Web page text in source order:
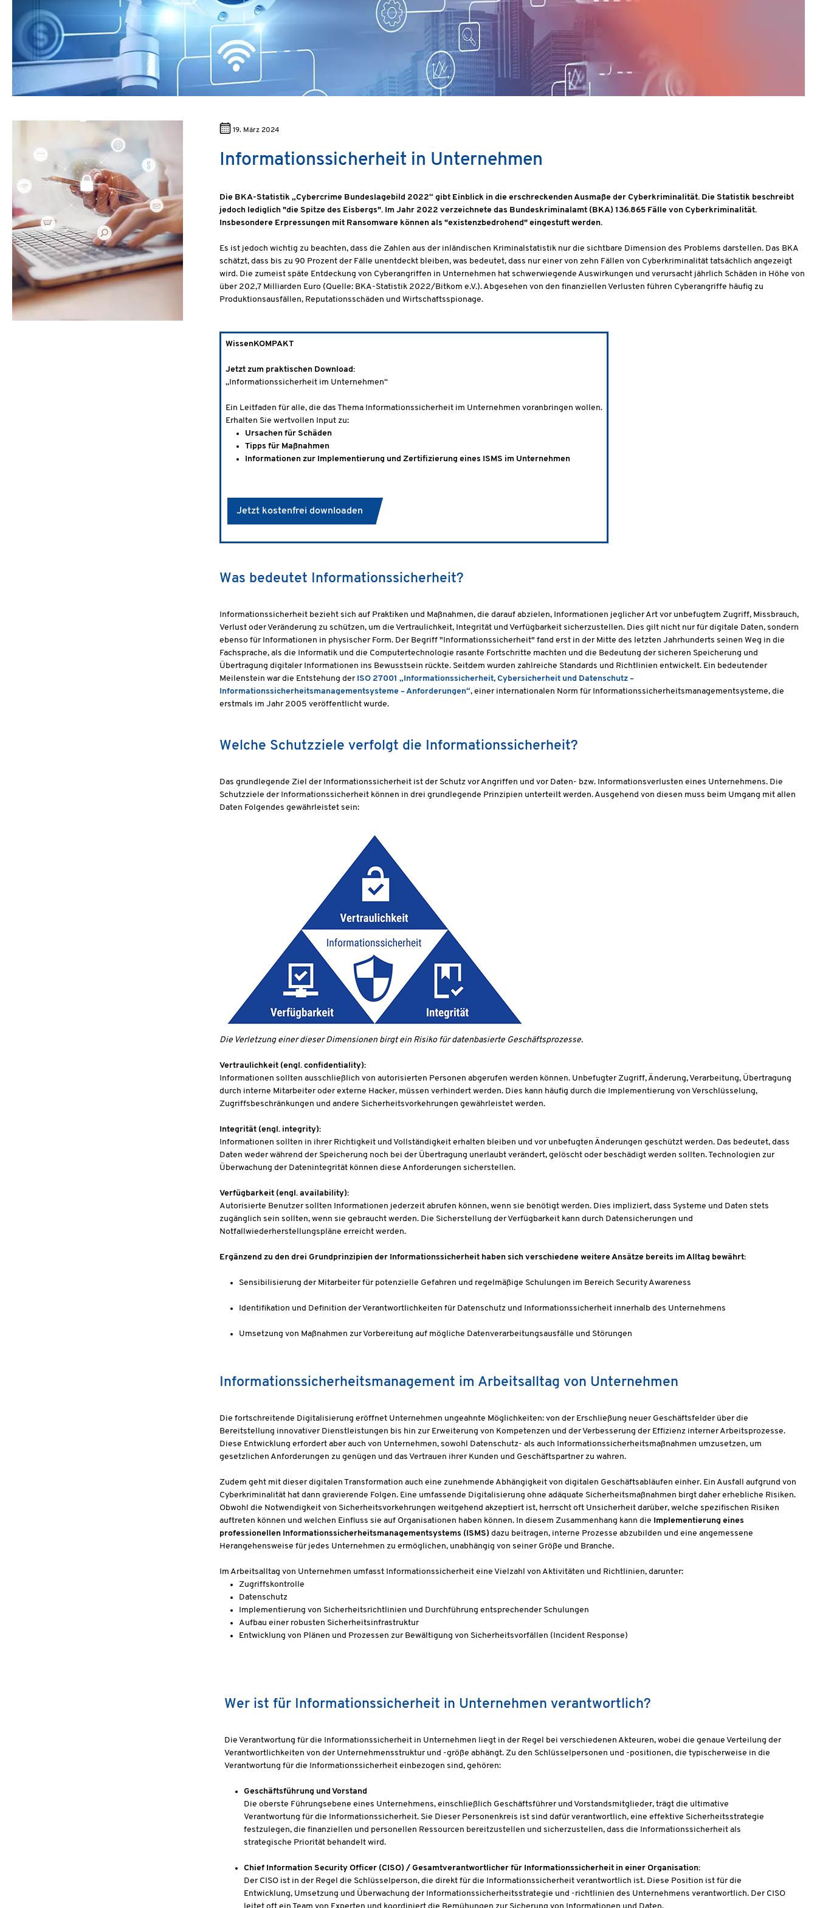
19. März 2024
Informationssicherheit in Unternehmen
Die BKA-Statistik „Cybercrime Bundeslagebild 2022“ gibt Einblick in die erschreckenden Ausmaße der Cyberkriminalität. Die Statistik beschreibt
jedoch lediglich "die Spitze des Eisbergs". Im Jahr 2022 verzeichnete das Bundeskriminalamt (BKA) 136.865 Fälle von Cyberkriminalität.
Insbesondere Erpressungen mit Ransomware können als "existenzbedrohend" eingestuft werden.
Es ist jedoch wichtig zu beachten, dass die Zahlen aus der inländischen Kriminalstatistik nur die sichtbare Dimension des Problems darstellen. Das BKA
schätzt, dass bis zu 90 Prozent der Fälle unentdeckt bleiben, was bedeutet, dass nur einer von zehn Fällen von Cyberkriminalität tatsächlich angezeigt
wird. Die zumeist späte Entdeckung von Cyberangriffen in Unternehmen hat schwerwiegende Auswirkungen und verursacht jährlich Schäden in Höhe von
über 202,7 Milliarden Euro (Quelle: BKA-Statistik 2022/Bitkom e.V.). Abgesehen von den finanziellen Verlusten führen Cyberangriffe häufig zu
Produktionsausfällen, Reputationsschäden und Wirtschaftsspionage.
WissenKOMPAKT
Jetzt zum praktischen Download:
„Informationssicherheit im Unternehmen“
Ein Leitfaden für alle, die das Thema Informationssicherheit im Unternehmen voranbringen wollen.
Erhalten Sie wertvollen Input zu:
Ursachen für Schäden
Tipps für Maßnahmen
Informationen zur Implementierung und Zertifizierung eines ISMS im Unternehmen
Jetzt kostenfrei downloaden
Was bedeutet Informationssicherheit?
Informationssicherheit bezieht sich auf Praktiken und Maßnahmen, die darauf abzielen, Informationen jeglicher Art vor unbefugtem Zugriff, Missbrauch,
Verlust oder Veränderung zu schützen, um die Vertraulichkeit, Integrität und Verfügbarkeit sicherzustellen. Dies gilt nicht nur für digitale Daten, sondern
ebenso für Informationen in physischer Form. Der Begriff "Informationssicherheit" fand erst in der Mitte des letzten Jahrhunderts seinen Weg in die
Fachsprache, als die Informatik und die Computertechnologie rasante Fortschritte machten und die Bedeutung der sicheren Speicherung und
Übertragung digitaler Informationen ins Bewusstsein rückte. Seitdem wurden zahlreiche Standards und Richtlinien entwickelt. Ein bedeutender
Meilenstein war die Entstehung der ISO 27001 „Informationssicherheit, Cybersicherheit und Datenschutz –
Informationssicherheitsmanagementsysteme – Anforderungen“, einer internationalen Norm für Informationssicherheitsmanagementsysteme, die
erstmals im Jahr 2005 veröffentlicht wurde.
Welche Schutzziele verfolgt die Informationssicherheit?
Das grundlegende Ziel der Informationssicherheit ist der Schutz vor Angriffen und vor Daten- bzw. Informationsverlusten eines Unternehmens. Die
Schutzziele der Informationssicherheit können in drei grundlegende Prinzipien unterteilt werden. Ausgehend von diesen muss beim Umgang mit allen
Daten Folgendes gewährleistet sein:
Die Verletzung einer dieser Dimensionen birgt ein Risiko für datenbasierte Geschäftsprozesse.
Vertraulichkeit (engl. confidentiality):
Informationen sollten ausschließlich von autorisierten Personen abgerufen werden können. Unbefugter Zugriff, Änderung, Verarbeitung, Übertragung
durch interne Mitarbeiter oder externe Hacker, müssen verhindert werden. Dies kann häufig durch die Implementierung von Verschlüsselung,
Zugriffsbeschränkungen und andere Sicherheitsvorkehrungen gewährleistet werden.
Integrität (engl. integrity):
Informationen sollten in ihrer Richtigkeit und Vollständigkeit erhalten bleiben und vor unbefugten Änderungen geschützt werden. Das bedeutet, dass
Daten weder während der Speicherung noch bei der Übertragung unerlaubt verändert, gelöscht oder beschädigt werden sollten. Technologien zur
Überwachung der Datenintegrität können diese Anforderungen sicherstellen.
Verfügbarkeit (engl. availability):
Autorisierte Benutzer sollten Informationen jederzeit abrufen können, wenn sie benötigt werden. Dies impliziert, dass Systeme und Daten stets
zugänglich sein sollten, wenn sie gebraucht werden. Die Sicherstellung der Verfügbarkeit kann durch Datensicherungen und
Notfallwiederherstellungspläne erreicht werden.
Ergänzend zu den drei Grundprinzipien der Informationssicherheit haben sich verschiedene weitere Ansätze bereits im Alltag bewährt:
Sensibilisierung der Mitarbeiter für potenzielle Gefahren und regelmäßige Schulungen im Bereich Security Awareness
Identifikation und Definition der Verantwortlichkeiten für Datenschutz und Informationssicherheit innerhalb des Unternehmens
Umsetzung von Maßnahmen zur Vorbereitung auf mögliche Datenverarbeitungsausfälle und Störungen
Informationssicherheitsmanagement im Arbeitsalltag von Unternehmen
Die fortschreitende Digitalisierung eröffnet Unternehmen ungeahnte Möglichkeiten: von der Erschließung neuer Geschäftsfelder über die
Bereitstellung innovativer Dienstleistungen bis hin zur Erweiterung von Kompetenzen und der Verbesserung der Effizienz interner Arbeitsprozesse.
Diese Entwicklung erfordert aber auch von Unternehmen, sowohl Datenschutz- als auch Informationssicherheitsmaßnahmen umzusetzen, um
gesetzlichen Anforderungen zu genügen und das Vertrauen ihrer Kunden und Geschäftspartner zu wahren.
Zudem geht mit dieser digitalen Transformation auch eine zunehmende Abhängigkeit von digitalen Geschäftsabläufen einher. Ein Ausfall aufgrund von
Cyberkriminalität hat dann gravierende Folgen. Eine umfassende Digitalisierung ohne adäquate Sicherheitsmaßnahmen birgt daher erhebliche Risiken.
Obwohl die Notwendigkeit von Sicherheitsvorkehrungen weitgehend akzeptiert ist, herrscht oft Unsicherheit darüber, welche spezifischen Risiken
auftreten können und welchen Einfluss sie auf Organisationen haben können. In diesem Zusammenhang kann die Implementierung eines
professionellen Informationssicherheitsmanagementsystems (ISMS) dazu beitragen, interne Prozesse abzubilden und eine angemessene
Herangehensweise für jedes Unternehmen zu ermöglichen, unabhängig von seiner Größe und Branche.
Im Arbeitsalltag von Unternehmen umfasst Informationssicherheit eine Vielzahl von Aktivitäten und Richtlinien, darunter:
Zugriffskontrolle
Datenschutz
Implementierung von Sicherheitsrichtlinien und Durchführung entsprechender Schulungen
Aufbau einer robusten Sicherheitsinfrastruktur
Entwicklung von Plänen und Prozessen zur Bewältigung von Sicherheitsvorfällen (Incident Response)
Wer ist für Informationssicherheit in Unternehmen verantwortlich?
Die Verantwortung für die Informationssicherheit in Unternehmen liegt in der Regel bei verschiedenen Akteuren, wobei die genaue Verteilung der
Verantwortlichkeiten von der Unternehmensstruktur und -größe abhängt. Zu den Schlüsselpersonen und -positionen, die typischerweise in die
Verantwortung für die Informationssicherheit einbezogen sind, gehören:
Geschäftsführung und Vorstand
Die oberste Führungsebene eines Unternehmens, einschließlich Geschäftsführer und Vorstandsmitglieder, trägt die ultimative
Verantwortung für die Informationssicherheit. Sie Dieser Personenkreis ist sind dafür verantwortlich, eine effektive Sicherheitsstrategie
festzulegen, die finanziellen und personellen Ressourcen bereitzustellen und sicherzustellen, dass die Informationssicherheit als
strategische Priorität behandelt wird.
Chief Information Security Officer (CISO) / Gesamtverantwortlicher für Informationssicherheit in einer Organisation:
Der CISO ist in der Regel die Schlüsselperson, die direkt für die Informationssicherheit verantwortlich ist. Diese Position ist für die
Entwicklung, Umsetzung und Überwachung der Informationssicherheitsstrategie und -richtlinien des Unternehmens verantwortlich. Der CISO